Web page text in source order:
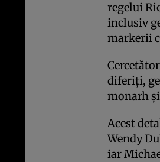
regelui
inclusiv
markerii
diferiţi,
monarh
Acest
Wendy
iar